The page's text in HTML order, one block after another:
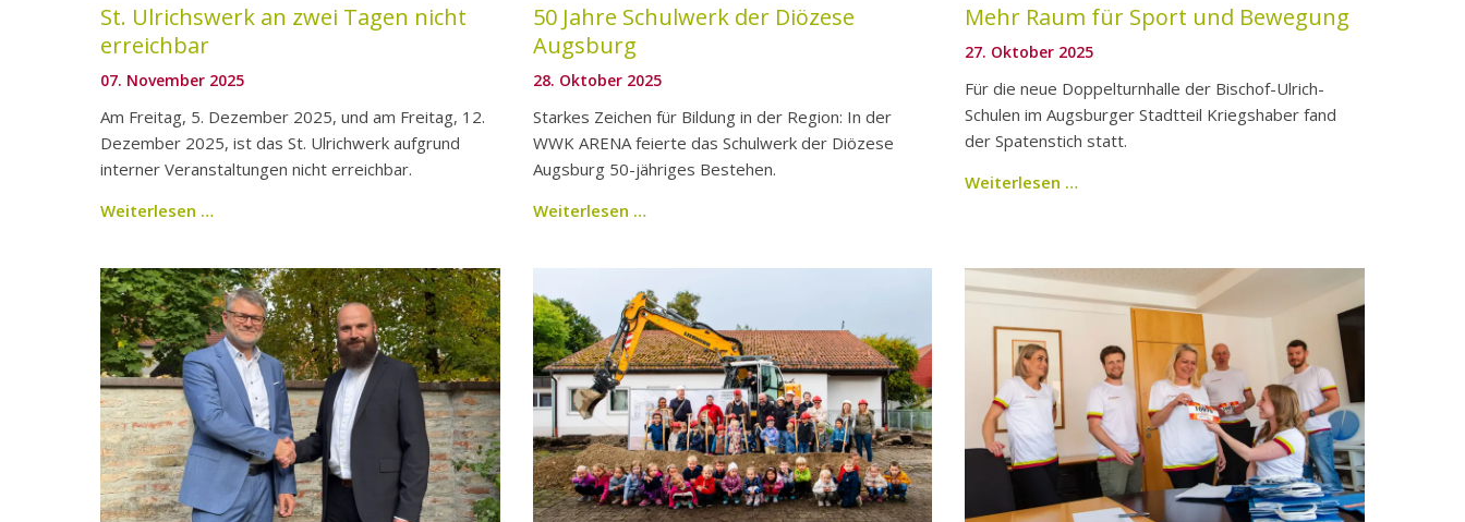
St. Ulrichswerk an zwei Tagen nicht
erreichbar
07. November 2025
Am Freitag, 5. Dezember 2025, und am Freitag, 12.
Dezember 2025, ist das St. Ulrichwerk aufgrund
interner Veranstaltungen nicht erreichbar.
Weiterlesen …
50 Jahre Schulwerk der Diözese
Augsburg
28. Oktober 2025
Starkes Zeichen für Bildung in der Region: In der
WWK ARENA feierte das Schulwerk der Diözese
Augsburg 50-jähriges Bestehen.
Weiterlesen …
Mehr Raum für Sport und Bewegung
27. Oktober 2025
Für die neue Doppelturnhalle der Bischof-Ulrich-
Schulen im Augsburger Stadtteil Kriegshaber fand
der Spatenstich statt.
Weiterlesen …